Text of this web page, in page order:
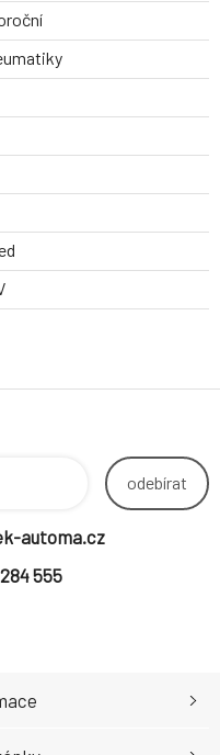
odebírat
automa.cz
555